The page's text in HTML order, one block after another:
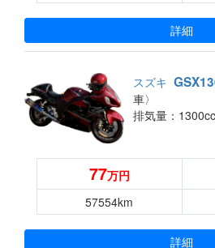
詳細
スズキ
車〉
排気量：
77万円
57554km
詳細